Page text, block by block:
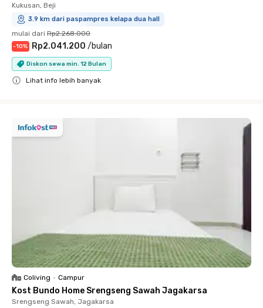
Kukusan, Beji
3.9 km dari paspampres kelapa dua hall
mulai dari Rp2.268.000
-10% Rp2.041.200 /bulan
Diskon sewa min. 12 Bulan
Lihat info lebih banyak
Coliving • Campur
Kost Bundo Home Srengseng Sawah Jagakarsa
Srengseng Sawah, Jagakarsa